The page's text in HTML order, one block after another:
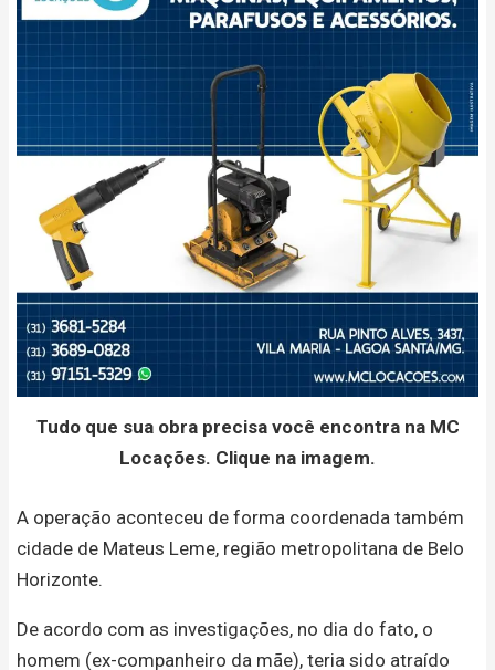
Tudo que sua obra precisa você encontra na MC
Locações. Clique na imagem.
A operação aconteceu de forma coordenada também
cidade de Mateus Leme, região metropolitana de Belo
Horizonte.
De acordo com as investigações, no dia do fato, o
homem (ex-companheiro da mãe), teria sido atraído